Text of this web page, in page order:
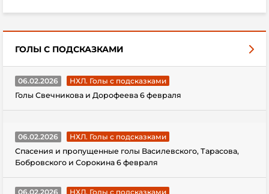
ГОЛЫ С ПОДСКАЗКАМИ
06.02.2026
НХЛ. Голы с подсказками
Голы Свечникова и Дорофеева 6 февраля
06.02.2026
НХЛ. Голы с подсказками
Спасения и пропущенные голы Василевского, Тарасова,
Бобровского и Сорокина 6 февраля
06.02.2026
НХЛ. Голы с подсказками